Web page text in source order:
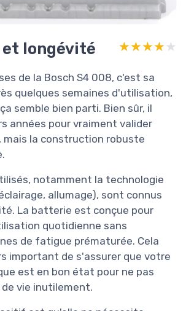
longévité ★★★★★
★★★★★
de la Bosch S4 008, c'est sa
quelques semaines d'utilisation,
semble bien parti. Bien sûr, il
années pour vraiment valider
mais la construction robuste
notamment la technologie
allumage), sont connus
La batterie est conçue pour
quotidienne sans
de fatigue prématurée. Cela
important de s'assurer que votre
est en bon état pour ne pas
vie inutilement.